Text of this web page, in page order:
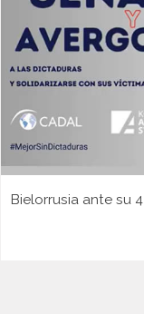
Bielorrusia ante su